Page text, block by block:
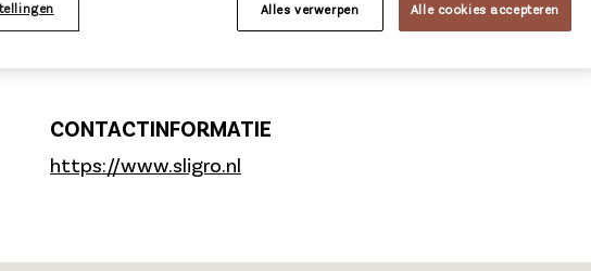
CONTACTINFORMATIE
https://www.sligro.nl
Alles verwerpen Alle cookies accepteren